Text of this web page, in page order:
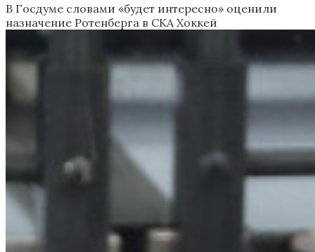
В Госдуме словами «будет интересно» оценили
назначение Ротенберга в СКА Хоккей